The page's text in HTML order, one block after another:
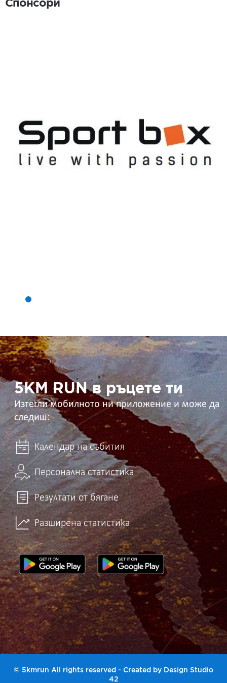
Спонсори
5KM
RUN
в
ръцете
ти 5KM RUN в ръцете ти
Изтегли мобилното ни приложение и може да
следиш:
Календар на събития
Персонална статистика
Резултати от бягане
Разширена статистика
© 5kmrun All rights reserved - Created by Design Studio
42